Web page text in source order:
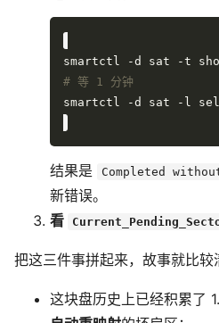
# 等 1 分钟
结果是 Completed
新错误。
看
把这三件事拼起来，故事就比较
这块盘历史上已经积累了